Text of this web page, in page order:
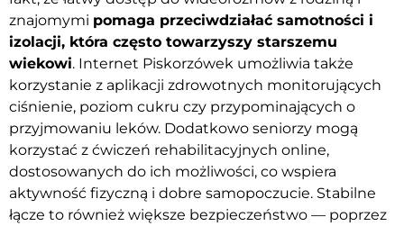
znajomymi pomaga przeciwdziałać samotności i
izolacji, która często towarzyszy starszemu
wiekowi. Internet Piskorzówek umożliwia także
korzystanie z aplikacji zdrowotnych monitorujących
ciśnienie, poziom cukru czy przypominających o
przyjmowaniu leków. Dodatkowo seniorzy mogą
korzystać z ćwiczeń rehabilitacyjnych online,
dostosowanych do ich możliwości, co wspiera
aktywność fizyczną i dobre samopoczucie. Stabilne
łącze to również większe bezpieczeństwo — poprzez